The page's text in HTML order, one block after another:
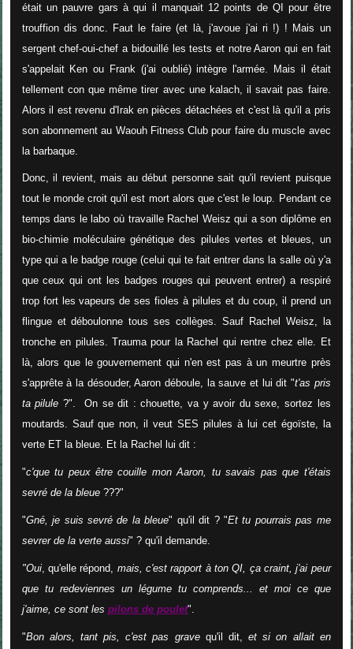
était un pauvre gars à qui il manquait 12 points de QI pour être
trouffion dis donc. Faut le faire (et là, j'avoue j'ai ri !) ! Mais un
sergent chef-oui-chef a bidouillé les tests et notre Aaron qui en fait
s'appelait Ken ou Frank (j'ai oublié) intègre l'armée. Mais il était
tellement con que même tirer avec une kalach, il savait pas faire.
Alors il est revenu d'Irak en pièces détachées et c'est là qu'il a pris
son abonnement au Waouh Fitness Club pour faire du muscle avec
la barbaque.
Donc, il revient, mais au début personne sait qu'il revient puisque
tout le monde croit qu'il est mort alors que c'est le loup. Pendant ce
temps dans le labo où travaille Rachel Weisz qui a son diplôme en
bio-chimie moléculaire génétique des pilules vertes et bleues, un
type qui a le badge rouge (celui qui te fait entrer dans la salle où y'a
que ceux qui ont les badges rouges qui peuvent entrer) a respiré
trop fort les vapeurs de ses fioles à pilules et du coup, il prend un
flingue et déboulonne tous ses collèges. Sauf Rachel Weisz, la
tronche en pilules. Trauma pour la Rachel qui rentre chez elle. Et
là, alors que le gouvernement qui n'en est pas à un meurtre près
s'apprête à la désouder, Aaron déboule, la sauve et lui dit "t'as pris
ta pilule ?". On se dit : chouette, va y avoir du sexe, sortez les
moutards. Sauf que non, il veut SES pilules à lui cet égoïste, la
verte ET la bleue. Et la Rachel lui dit :
"c'que tu peux être couille mon Aaron, tu savais pas que t'étais
sevré de la bleue???"
"Gné, je suis sevré de la bleue" qu'il dit ? "Et tu pourrais pas me
sevrer de la verte aussi" ? qu'il demande.
"Oui, qu'elle répond, mais, c'est rapport à ton QI, ça craint, j'ai peur
que tu redeviennes un légume tu comprends... et moi ce que
j'aime, ce sont les pilons de poulet".
"Bon alors, tant pis, c'est pas gravequ'il dit,et si on allait en